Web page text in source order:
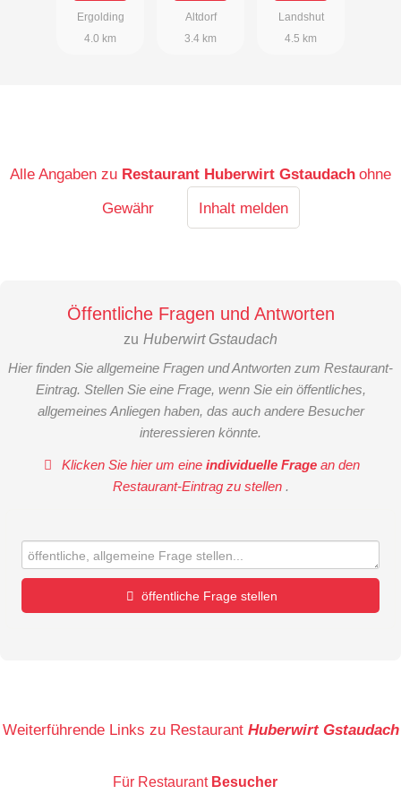
Ergolding
4.0 km
Altdorf
3.4 km
Landshut
4.5 km
Alle Angaben zu Restaurant Huberwirt Gstaudach ohne
Gewähr
Inhalt melden
Öffentliche Fragen und Antworten
zu Huberwirt Gstaudach
Hier finden Sie allgemeine Fragen und Antworten zum Restaurant-
Eintrag. Stellen Sie eine Frage, wenn Sie ein öffentliches,
allgemeines Anliegen haben, das auch andere Besucher
interessieren könnte.
Klicken Sie hier um eineindividuelle Frage an den
Restaurant-Eintrag zu stellen .
öffentliche Frage stellen
E-Mail-Adresse (wird nicht veröffentlicht)
Weiterführende Links zu Restaurant Huberwirt Gstaudach
Für Restaurant Besucher